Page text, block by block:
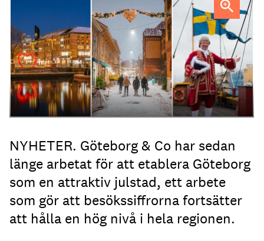
Brunnsparken, Haga och Ostindiefararen i julskrud.FOTO:
Happy Visuals / Götheborg of Sweden
NYHETER. Göteborg & Co har sedan
länge arbetat för att etablera Göteborg
som en attraktiv julstad, ett arbete
som gör att besökssiffrorna fortsätter
att hålla en hög nivå i hela regionen.